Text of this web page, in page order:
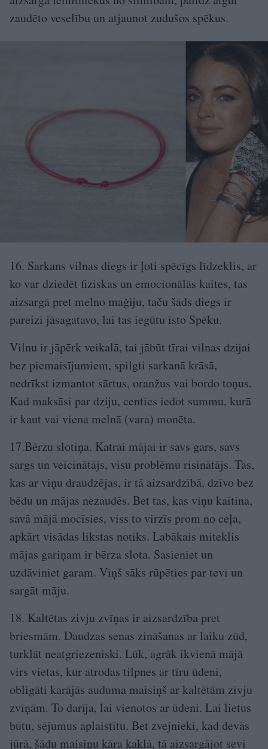
zaudēto veselību un atjaunot zudušos spēkus.
16. Sarkans vilnas diegs ir ļoti spēcīgs līdzeklis, ar
ko var dziedēt fiziskas un emocionālās kaites, tas
aizsargā pret melno maģiju, taču šāds diegs ir
pareizi jāsagatavo, lai tas iegūtu īsto Spēku.
Vilnu ir jāpērk veikalā, tai jābūt tīrai vilnas dzijai
bez piemaisījumiem, spilgti sarkanā krāsā,
nedrīkst izmantot sārtus, oranžus vai bordo toņus.
Kad maksāsi par dziju, centies iedot summu, kurā
ir kaut vai viena melnā (vara) monēta.
17.Bērzu slotiņa. Katrai mājai ir savs gars, savs
sargs un veicinātājs, visu problēmu risinātājs. Tas,
kas ar viņu draudzējas, ir tā aizsardzībā, dzīvo bez
bēdu un mājas nezaudēs. Bet tas, kas viņu kaitina,
savā mājā mocīsies, viss to virzīs prom no ceļa,
apkārt visādas likstas notiks. Labākais miteklis
mājas gariņam ir bērza slota. Sasieniet un
uzdāviniet garam. Viņš sāks rūpēties par tevi un
sargāt māju.
18. Kaltētas zivju zvīņas ir aizsardzība pret
briesmām. Daudzas senas zināšanas ar laiku zūd,
turklāt neatgriezeniski. Lūk, agrāk ikvienā mājā
virs vietas, kur atrodas tilpnes ar tīru ūdeni,
obligāti karājās auduma maisiņš ar kaltētām zivju
zvīņām. To darīja, lai vienotos ar ūdeni. Lai lietus
būtu, sējumus aplaistītu. Bet zvejnieki, kad devās
jūrā, šādu maisiņu kāra kaklā, tā aizsargājot sevi